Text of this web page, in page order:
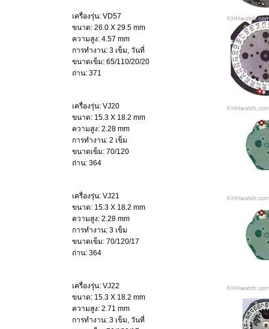
เครื่องรุ่น: VD57
ขนาด: 26.0 X 29.5 mm
ความสูง: 4.57 mm
การทำงาน: 3 เข็ม, วันที่
ขนาดเข็ม: 65/110/20/20
ถ่าน: 371
เครื่องรุ่น: VJ20
ขนาด: 15.3 X 18.2 mm
ความสูง: 2.28 mm
การทำงาน: 2 เข็ม
ขนาดเข็ม: 70/120
ถ่าน: 364
เครื่องรุ่น: VJ21
ขนาด: 15.3 X 18.2 mm
ความสูง: 2.28 mm
การทำงาน: 3 เข็ม
ขนาดเข็ม: 70/120/17
ถ่าน: 364
เครื่องรุ่น: VJ22
ขนาด: 15.3 X 18.2 mm
ความสูง: 2.71 mm
การทำงาน: 3 เข็ม, วันที่